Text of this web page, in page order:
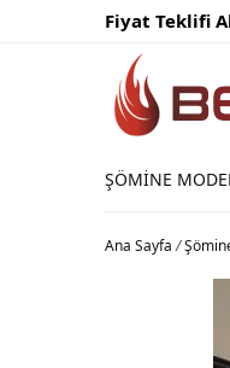
Fiyat Teklifi
ŞÖMINE
Ana Sayfa /